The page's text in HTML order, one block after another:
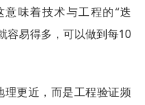
味着技术与工程的“迭
容易得多，可以做到每10
更近，而是工程验证频